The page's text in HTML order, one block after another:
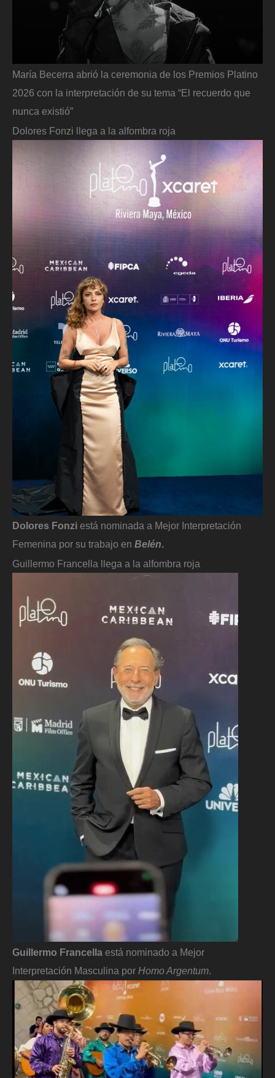
María Becerra abrió la ceremonia de los Premios Platino
2026 con la interpretación de su tema “El recuerdo que
nunca existió”
Dolores Fonzi llega a la alfombra roja
Dolores Fonzi está nominada a Mejor Interpretación
Femenina por su trabajo en Belén.
Guillermo Francella llega a la alfombra roja
Guillermo Francella está nominado a Mejor
Interpretación Masculina por Homo Argentum.